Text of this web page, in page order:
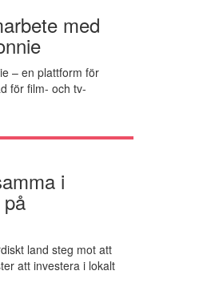
med
– en plattform för
för film- och tv-
i
land steg mot att
att investera i lokalt